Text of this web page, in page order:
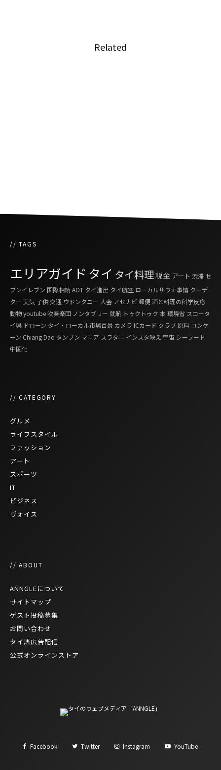
Related
// TAGS
エリアガイド タイ タイ料理税金 アート 渋滞 セ
ブンイレブン 国際相続AOT タイ進出 タイ航空 ローカルサウナ事情 クーデ
ター 天気 子供交通 ウドンタニー 大会 アセナビ郵便酒と料理の科学反応
動物youtube吹奏楽団 ノンタブリー 就航 トゥクトゥク 本 環境省 スコータ
イ県 ドローン タイ・ローカル市場百景 カメラ ICカード クラブ 原料 コンケ
ーン Chiang Dao タンブン マニア スラタニ インスタ映え 宇宙 シーフード
中国化
// CATEGORY
グルメ
ライフスタイル
ファッション
アート
スポーツ
IT
ビジネス
ヴォイス
// ABOUT
ANNGLEについて
サイトマップ
ゲスト投稿募集
お問い合わせ
タイ語広告配信
公式オンラインストア
Facebook Twitter Instagram YouTube